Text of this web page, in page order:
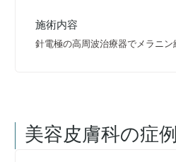
施術内容
針電極の高周波治療器でメラニン
美容皮膚科の症